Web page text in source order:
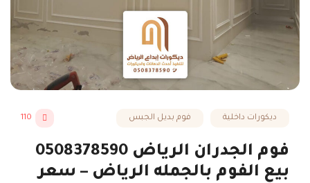
ديكورات داخلية فوم بديل الجبس 110
فوم الجدران الرياض 0508378590
بيع الفوم بالجمله الرياض – سعر